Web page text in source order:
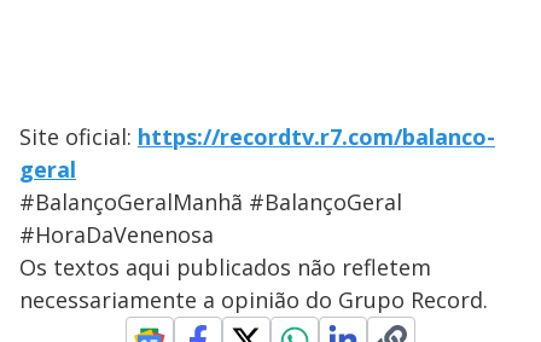
Site oficial: https://recordtv.r7.com/balanco-
geral
#BalançoGeralManhã #BalançoGeral
#HoraDaVenenosa
Os textos aqui publicados não refletem
necessariamente a opinião do Grupo Record.